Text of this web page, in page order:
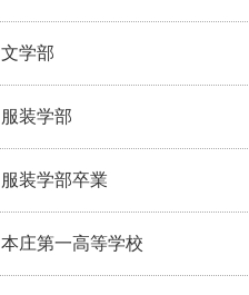
文学部
服装学部
服装学部卒業
本庄第一高等学校